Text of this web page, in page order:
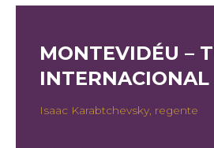
MONTEVIDÉU –
INTERNACIONAL
Isaac Karabtchevsky, regente